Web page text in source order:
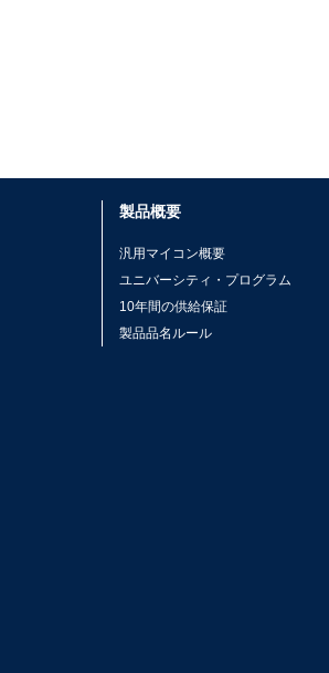
製品概要
汎用マイコン概要
ユニバーシティ・プログラム
10年間の供給保証
製品品名ルール